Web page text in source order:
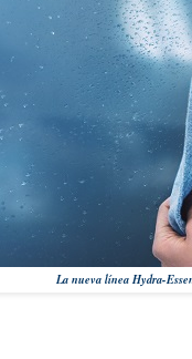
La nueva línea Hydra-